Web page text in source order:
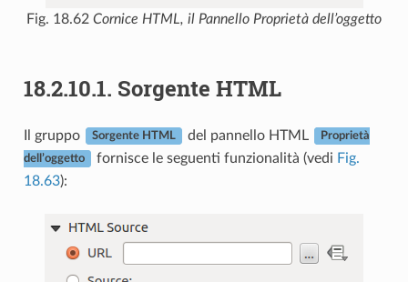
Fig. 18.62 Cornice HTML, il Pannello Proprietà dell’oggetto
18.2.10.1. Sorgente HTML
Il gruppo Sorgente HTML del pannello HTML Proprietà
dell’oggetto fornisce le seguenti funzionalità (vedi Fig.
18.63):